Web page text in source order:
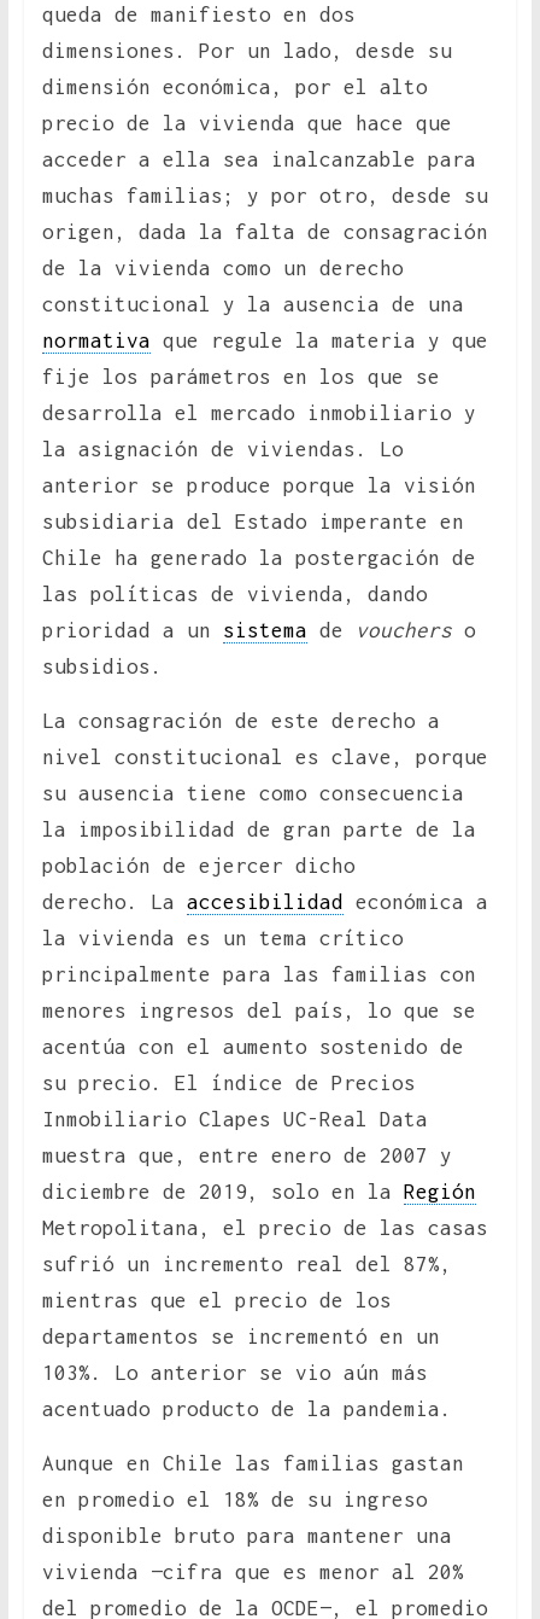
queda de manifiesto en dos
dimensiones. Por un lado, desde su
dimensión económica, por el alto
precio de la vivienda que hace que
acceder a ella sea inalcanzable para
muchas familias; y por otro, desde su
origen, dada la falta de consagración
de la vivienda como un derecho
constitucional y la ausencia de una
normativa que regule la materia y que
fije los parámetros en los que se
desarrolla el mercado inmobiliario y
la asignación de viviendas. Lo
anterior se produce porque la visión
subsidiaria del Estado imperante en
Chile ha generado la postergación de
las políticas de vivienda, dando
prioridad a un sistema de voucherso
subsidios.
La consagración de este derecho a
nivel constitucional es clave, porque
su ausencia tiene como consecuencia
la imposibilidad de gran parte de la
población de ejercer dicho
derecho. La accesibilidad
económica a
la vivienda es un tema crítico
principalmente para las familias con
menores ingresos del país, lo que se
acentúa con el aumento sostenido de
su precio. El índice de Precios
Inmobiliario Clapes UC-Real Data
muestra que, entre enero de 2007 y
diciembre de 2019, solo en la Región
Metropolitana, el precio de las casas
sufrió un incremento real del 87%,
mientras que el precio de los
departamentos se incrementó en un
103%. Lo anterior se vio aún más
acentuado producto de la pandemia.
Aunque en Chile las familias gastan
en promedio el 18% de su ingreso
disponible bruto para mantener una
vivienda —cifra que es menor al 20%
del promedio de la OCDE—, el promedio